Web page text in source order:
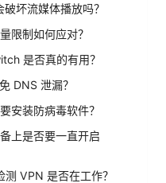
坏流媒体播放吗？
限制如何应对？
是否真的有用？
DNS 泄漏？
安装防病毒软件？
上是否要一直开启
VPN 是否在工作？